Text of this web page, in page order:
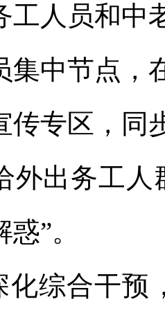
工人员和
集中节点，
传专区，同
外出务工人
”。
化综合干预